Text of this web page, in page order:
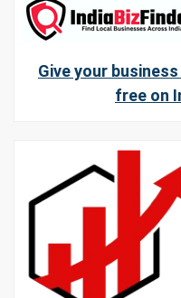
Give your
free on